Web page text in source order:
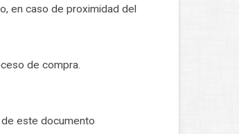
en caso de proximidad del
de compra.
este documento